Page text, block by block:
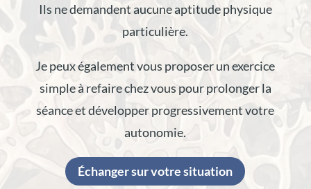
Ils ne demandent aucune aptitude physique
particulière.
Je peux également vous proposer un exercice
simple à refaire chez vous pour prolonger la
séance et développer progressivement votre
autonomie.
Échanger sur votre situation